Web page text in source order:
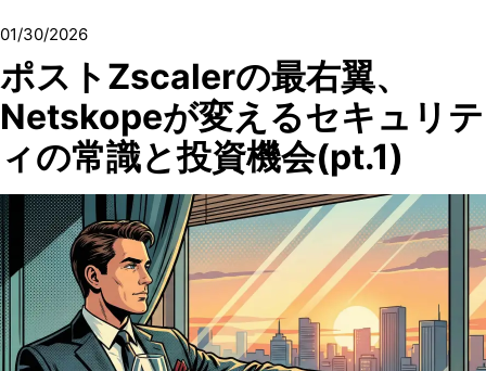
01/30/2026
ポストZscalerの最右翼、
Netskopeが変えるセキュリテ
ィの常識と投資機会(pt.1)